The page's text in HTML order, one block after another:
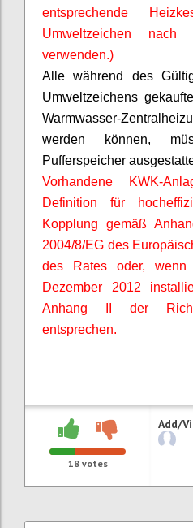
entsprechende
Umweltzeichen
verwenden.)
Alle während des
Umweltzeichens
Warmwasser-
werden können,
Pufferspeicher
Vorhandene KWK-
Definition für
Kopplung gemäß
2004/8/EG des
des Rates oder,
Dezember 2012
Anhang II der
entsprechen.
18votes
Add/